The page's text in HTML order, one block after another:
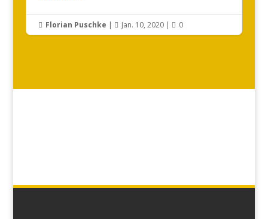
 Florian Puschke |  Jan. 10, 2020|  0